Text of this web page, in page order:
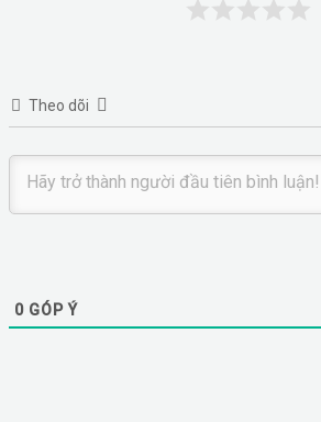
Theo dõi
0GÓP Ý